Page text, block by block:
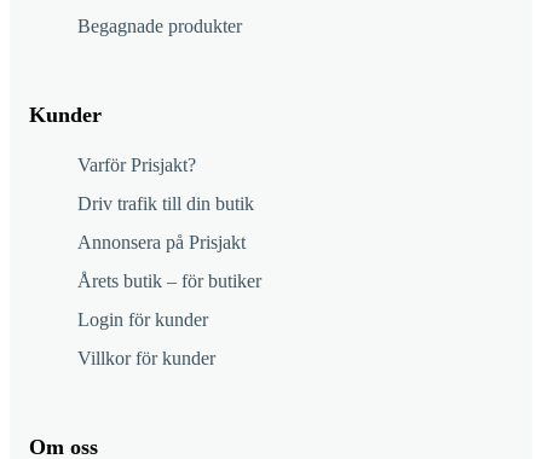
Begagnade produkter
Kunder
Varför Prisjakt?
Driv trafik till din butik
Annonsera på Prisjakt
Årets butik – för butiker
Login för kunder
Villkor för kunder
Om oss